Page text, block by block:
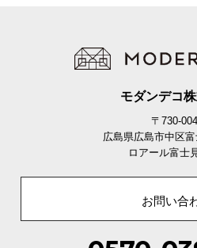
フローリングに傷をつけない
きる傷防止フェルトをご用意
モダンデコ
〒730-
広島県広島市中区
ロアール富士
お問い合